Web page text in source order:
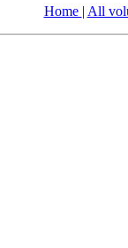
Home | All